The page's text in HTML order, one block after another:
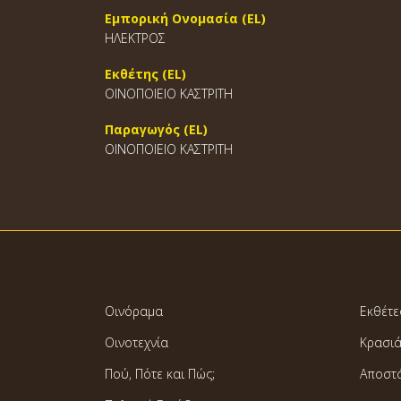
Εμπορική Ονομασία (EL)
ΗΛΕΚΤΡΟΣ
Εκθέτης (EL)
ΟΙΝΟΠΟΙΕΙΟ ΚΑΣΤΡΙΤΗ
Παραγωγός (EL)
ΟΙΝΟΠΟΙΕΙΟ ΚΑΣΤΡΙΤΗ
Οινόραμα
Οινοτεχνία
Πού, Πότε και Πώς;
Κρασιά